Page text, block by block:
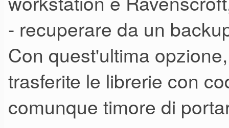
- recuperare da un
Con quest'ultima
trasferite le librerie con
comunque timore di